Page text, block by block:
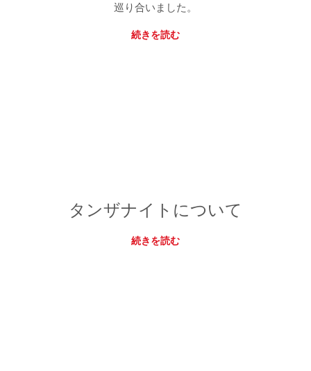
巡り合いました。
続きを読む
タンザナイトについて
続きを読む